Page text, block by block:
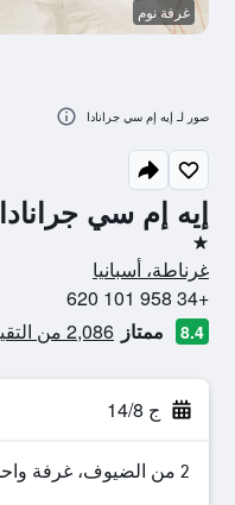
إيه إم سي جرانادا
نجمة واحدة
غرناطة، أسبانيا
+34 958 101 620
8.4 ممتاز 2,086 من التقييمات تم التحقق منها
ج 14/8
2 من الضيوف، غرفة واحدة
غرفة نوم
صور لـ إيه إم سي جرانادا